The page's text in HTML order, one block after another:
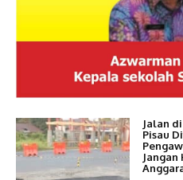
Jalan
Pisau
Jangan